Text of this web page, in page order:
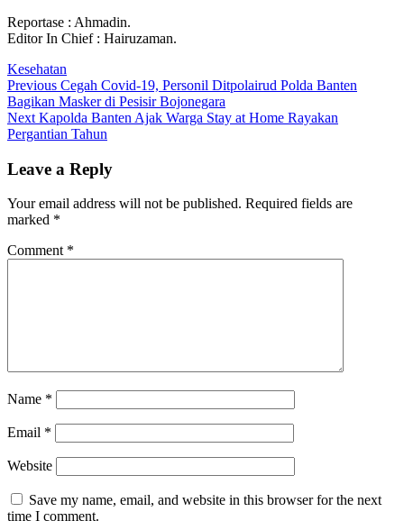
Reportase : Ahmadin.
Editor In Chief : Hairuzaman.
Kesehatan
Post
navigation
Previous Previous
post:
Cegah Covid-19, Personil Ditpolairud Polda Banten
Bagikan Masker di Pesisir Bojonegara
Next Next
post:
Kapolda Banten Ajak Warga Stay at Home Rayakan
Pergantian Tahun
Leave a Reply
Your email address will not be published. Required fields are
marked *
Comment *
Name *
Email *
Website
Save my name, email, and website in this browser for the next
time I comment.